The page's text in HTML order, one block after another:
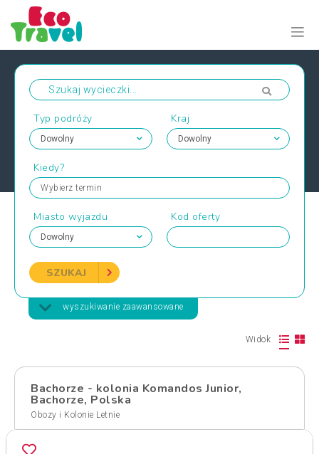
Typ podróży Kraj
Kiedy?
Wybierz termin
Miasto wyjazdu Kod oferty
SZUKAJ
wyszukiwanie zaawansowane
Widok
Bachorze - kolonia Komandos Junior,
Bachorze, Polska
Obozy i Kolonie Letnie